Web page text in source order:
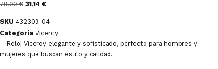
79,00€ 31,14 €
SKU 432309-04
Categoría Viceroy
– Reloj Viceroy elegante y sofisticado, perfecto para hombres y
mujeres que buscan estilo y calidad.